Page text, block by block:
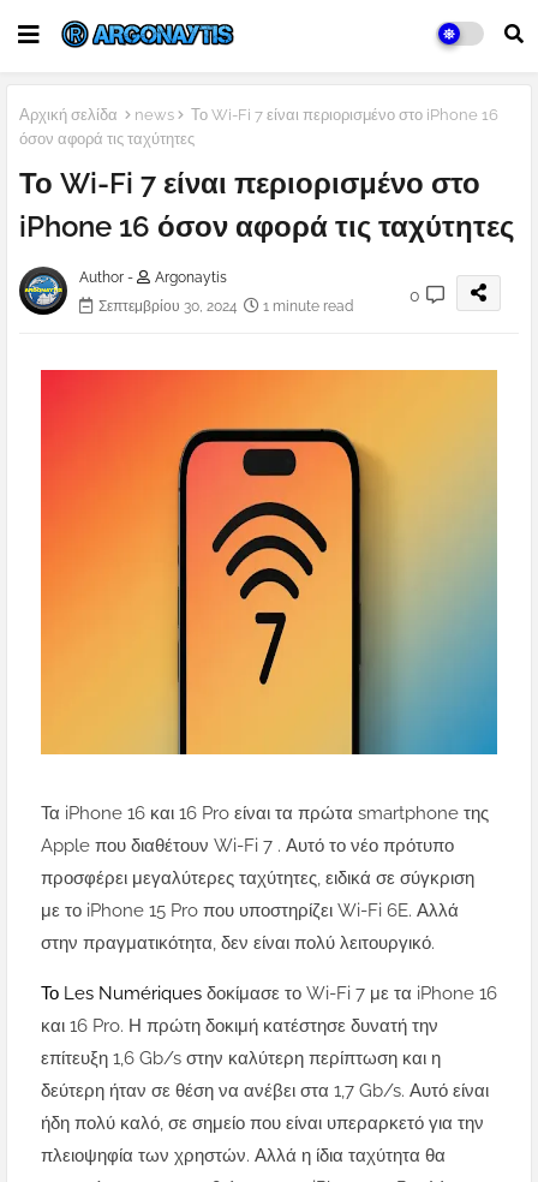
Αρχική σελίδα news
Το Wi-Fi 7 είναι περιορισμένο στο iPhone 16
όσον αφορά τις ταχύτητες
Το Wi-Fi 7 είναι περιορισμένο στο
iPhone 16 όσον αφορά τις ταχύτητες
Author -
Argonaytis
Σεπτεμβρίου 30, 2024
1 minute read
0
Τα iPhone 16 και 16 Pro είναι τα πρώτα smartphone της
Apple που διαθέτουν Wi-Fi 7 . Αυτό το νέο πρότυπο
προσφέρει μεγαλύτερες ταχύτητες, ειδικά σε σύγκριση
με το iPhone 15 Pro που υποστηρίζει Wi-Fi 6E. Αλλά
στην πραγματικότητα, δεν είναι πολύ λειτουργικό.
Το Les Numériques δοκίμασε το Wi-Fi 7 με τα iPhone 16
και 16 Pro. Η πρώτη δοκιμή κατέστησε δυνατή την
επίτευξη 1,6 Gb/s στην καλύτερη περίπτωση και η
δεύτερη ήταν σε θέση να ανέβει στα 1,7 Gb/s. Αυτό είναι
ήδη πολύ καλό, σε σημείο που είναι υπεραρκετό για την
πλειοψηφία των χρηστών. Αλλά η ίδια ταχύτητα θα